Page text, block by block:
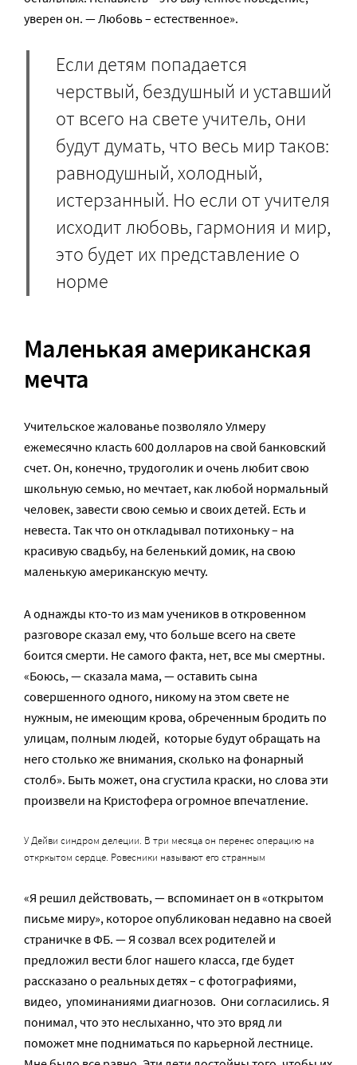
уверен он. — Любовь – естественное».
Если детям попадается
черствый, бездушный и уставший
от всего на свете учитель, они
будут думать, что весь мир таков:
равнодушный, холодный,
истерзанный. Но если от учителя
исходит любовь, гармония и мир,
это будет их представление о
норме
Маленькая американская
мечта
Учительское жалованье позволяло Улмеру
ежемесячно класть 600 долларов на свой банковский
счет. Он, конечно, трудоголик и очень любит свою
школьную семью, но мечтает, как любой нормальный
человек, завести свою семью и своих детей. Есть и
невеста. Так что он откладывал потихоньку – на
красивую свадьбу, на беленький домик, на свою
маленькую американскую мечту.
А однажды кто-то из мам учеников в откровенном
разговоре сказал ему, что больше всего на свете
боится смерти. Не самого факта, нет, все мы смертны.
«Боюсь, — сказала мама, — оставить сына
совершенного одного, никому на этом свете не
нужным, не имеющим крова, обреченным бродить по
улицам, полным людей, которые будут обращать на
него столько же внимания, сколько на фонарный
столб». Быть может, она сгустила краски, но слова эти
произвели на Кристофера огромное впечатление.
У Дейви синдром делеции. В три месяца он перенес операцию на
откркытом сердце. Ровесники называют его странным
«Я решил действовать, — вспоминает он в «открытом
письме миру», которое опубликован недавно на своей
страничке в ФБ. — Я созвал всех родителей и
предложил вести блог нашего класса, где будет
рассказано о реальных детях – с фотографиями,
видео, упоминаниями диагнозов. Они согласились. Я
понимал, что это неслыханно, что это вряд ли
поможет мне подниматься по карьерной лестнице.